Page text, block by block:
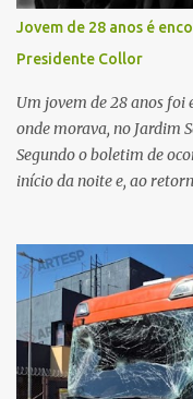
aeroporto, de onde a
coordenada pela
e Tecidos para
Jovem de 28 anos é
Presidente Collor
Um jovem de 28 anos
onde morava, no Jardim
Segundo o boletim de
início da noite e, ao
jovem apresentava